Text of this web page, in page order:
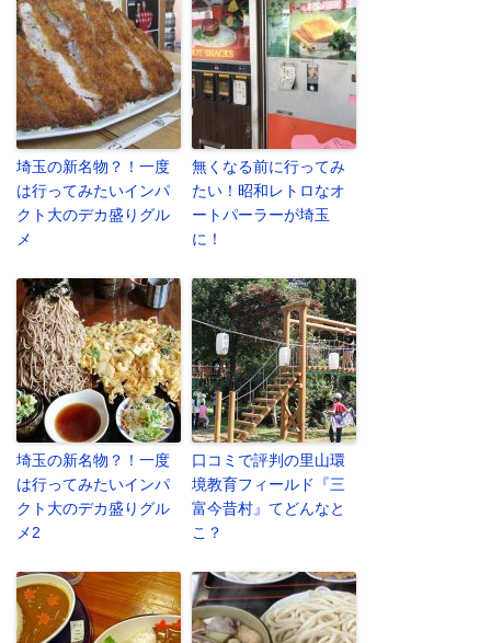
埼玉の新名物？！一度
は行ってみたいインパ
クト大のデカ盛りグル
メ
無くなる前に行ってみ
たい！昭和レトロなオ
ートパーラーが埼玉
に！
埼玉の新名物？！一度
は行ってみたいインパ
クト大のデカ盛りグル
メ2
口コミで評判の里山環
境教育フィールド『三
富今昔村』てどんなと
こ？